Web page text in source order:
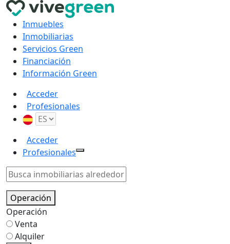
Inmuebles
Inmobiliarias
Servicios Green
Financiación
Información Green
Acceder
Profesionales
Acceder
Profesionales
Operación
Operación
Venta
Alquiler